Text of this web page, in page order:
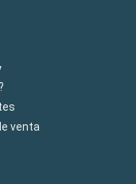
venta